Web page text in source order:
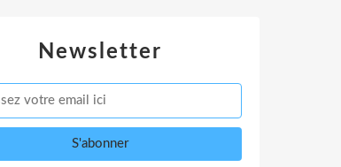
Newsletter